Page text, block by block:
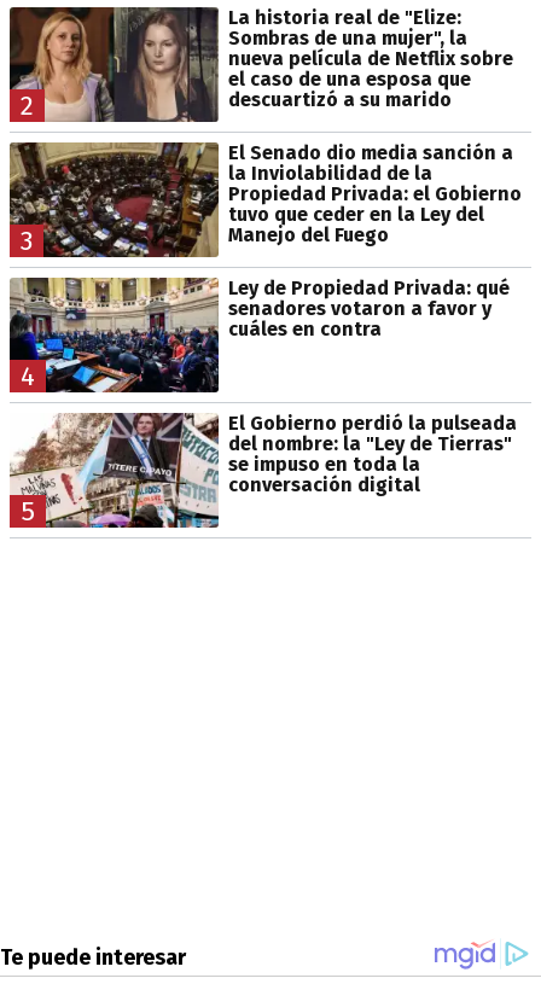
2
La historia real de "Elize:
Sombras de una mujer", la
nueva película de Netflix sobre
el caso de una esposa que
descuartizó a su marido
3
El Senado dio media sanción a
la Inviolabilidad de la
Propiedad Privada: el Gobierno
tuvo que ceder en la Ley del
Manejo del Fuego
4
Ley de Propiedad Privada: qué
senadores votaron a favor y
cuáles en contra
5
El Gobierno perdió la pulseada
del nombre: la "Ley de Tierras"
se impuso en toda la
conversación digital